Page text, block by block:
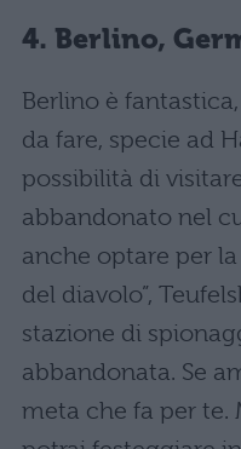
4. Berlino,
Berlino è
da fare, specie ad
possibilità di
abbandonato nel
anche optare per
del diavolo”,
stazione di
abbandonata. Se
meta che fa per te.